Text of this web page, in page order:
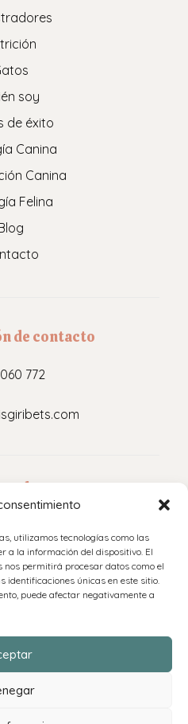
utilizamos tecnologías como las
a la información del dispositivo. El
nos permitirá procesar datos como el
identificaciones únicas en este sitio.
puede afectar negativamente a
soy
de éxito
Canina
Canina
Felina
de contacto
772
Legal
privacidad
cookies (UE)